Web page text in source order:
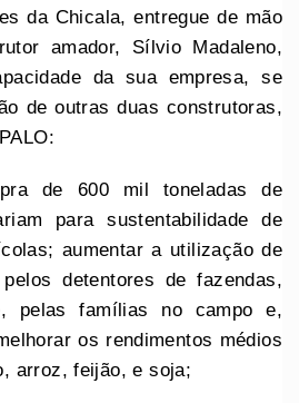
da Chicala, entregue de mão
amador, Sílvio Madaleno,
da sua empresa, se
de outras duas construtoras,
de 600 mil toneladas de
para sustentabilidade de
aumentar a utilização de
detentores de fazendas,
pelas famílias no campo e,
os rendimentos médios
arroz, feijão, e soja;